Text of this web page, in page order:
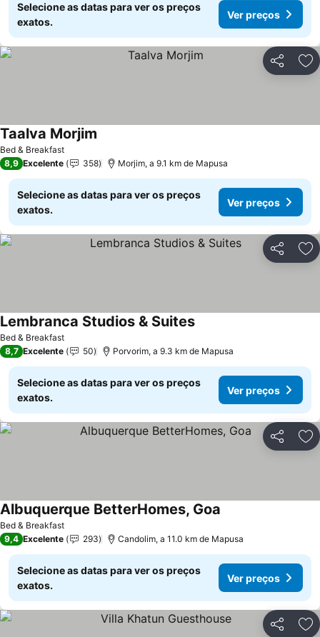
Selecione as datas para ver os preços
exatos.
Ver preços
Partilhar
Bed & Breakfast
Taalva Morjim
8,9 Excelente 358 Morjim, a 9.1 km de Mapusa
Selecione as datas para ver os preços
exatos.
Ver preços
Partilhar
Bed & Breakfast
Lembranca Studios & SuitesVer preços
8,7 Excelente 50 Porvorim, a 9.3 km de Mapusa
Selecione as datas para ver os preços
exatos.
Ver preços
Partilhar
Bed & Breakfast
Albuquerque BetterHomes, Goa
9,4 Excelente 293 Candolim, a 11.0 km de Mapusa
Selecione as datas para ver os preços
exatos.
Ver preços
Partilhar